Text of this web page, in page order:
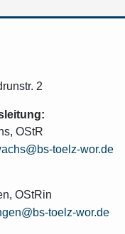
2
OStR
toelz-wor.de
OStRin
toelz-wor.de